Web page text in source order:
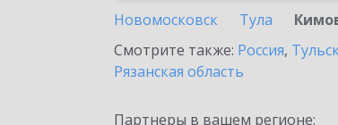
Новомосковск
Тула
Смотрите также: Россия,
Рязанская область
Партнеры в вашем регионе: